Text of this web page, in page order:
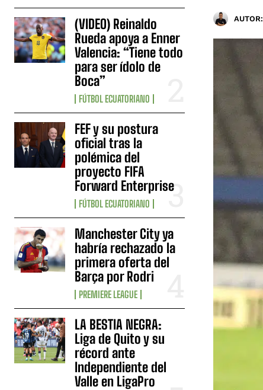
(VIDEO) Reinaldo
Rueda apoya a Enner
Valencia: “Tiene todo
para ser ídolo de
Boca”
FÚTBOL ECUATORIANO
FEF y su postura
oficial tras la
polémica del
proyecto FIFA
Forward Enterprise
FÚTBOL ECUATORIANO
Manchester City ya
habría rechazado la
primera oferta del
Barça por Rodri
PREMIERE LEAGUE
LA BESTIA NEGRA:
Liga de Quito y su
récord ante
Independiente del
Valle en LigaPro
AUTOR: